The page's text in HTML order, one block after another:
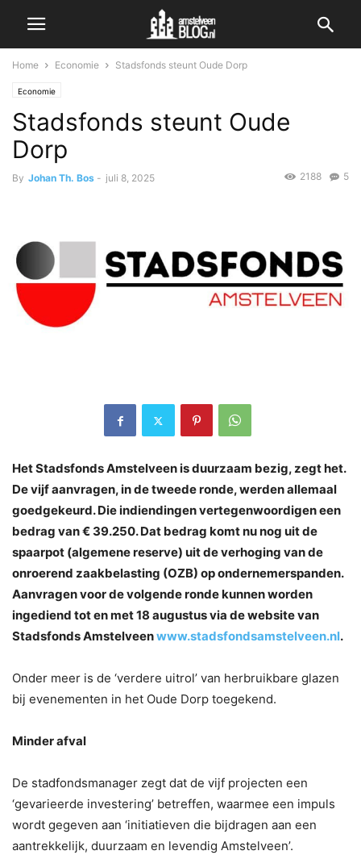
Home Economie Stadsfonds steunt Oude Dorp
Economie
Stadsfonds steunt Oude
Dorp
By Johan Th. Bos - juli 8, 2025 5
2188
Het Stadsfonds Amstelveen is duurzaam bezig, zegt het.
De vijf aanvragen, in de tweede ronde, werden allemaal
goedgekeurd. Die indiendingen vertegenwoordigen een
bedrag van € 39.250. Dat bedrag komt nu nog uit de
spaarpot (algemene reserve) uit de verhoging van de
onroerend zaakbelasting (OZB) op ondernemerspanden.
Aanvragen voor de volgende ronde kunnen worden
ingediend tot en met 18 augustus via de website van
Stadsfonds Amstelveenwww.stadsfondsamstelveen.nl.
Onder meer is de ‘verdere uitrol’ van herbruikbare glazen
bij evenementen in het Oude Dorp toegekend.
Minder afval
De stadfondsmanager zegt dat de vijf projecten een
‘gevarieerde investering’ betreffen, waarmee een impuls
wordt gegeven aan ‘initiatieven die bijdragen aan een
aantrekkelijk, duurzaam en levendig Amstelveen’.